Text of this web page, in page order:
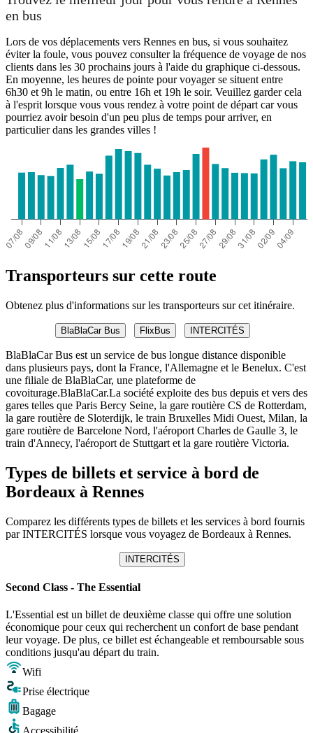
en bus
Lors de vos déplacements vers Rennes en bus, si vous souhaitez
éviter la foule, vous pouvez consulter la fréquence de voyage de nos
clients dans les 30 prochains jours à l'aide du graphique ci-dessous.
En moyenne, les heures de pointe pour voyager se situent entre
6h30 et 9h le matin, ou entre 16h et 19h le soir. Veuillez garder cela
à l'esprit lorsque vous vous rendez à votre point de départ car vous
pourriez avoir besoin d'un peu plus de temps pour arriver, en
particulier dans les grandes villes !
Transporteurs sur cette route
Obtenez plus d'informations sur les transporteurs sur cet itinéraire.
BlaBlaCar Bus FlixBus INTERCITÉS
BlaBlaCar Bus est un service de bus longue distance disponible
dans plusieurs pays, dont la France, l'Allemagne et le Benelux. C'est
une filiale de BlaBlaCar, une plateforme de
covoiturage.BlaBlaCar.La société exploite des bus depuis et vers des
gares telles que Paris Bercy Seine, la gare routière CS de Rotterdam,
la gare routière de Sloterdijk, le train Bruxelles Midi Ouest, Milan, la
gare routière de Barcelone Nord, l'aéroport Charles de Gaulle 3, le
train d'Annecy, l'aéroport de Stuttgart et la gare routière Victoria.
Types de billets et service à bord de
Bordeaux à Rennes
Comparez les différents types de billets et les services à bord fournis
par INTERCITÉS lorsque vous voyagez de Bordeaux à Rennes.
INTERCITÉS
Second Class - The Essential
L'Essential est un billet de deuxième classe qui offre une solution
économique pour ceux qui recherchent un confort de base pendant
leur voyage. De plus, ce billet est échangeable et remboursable sous
conditions jusqu'au départ du train.
Wifi
Prise électrique
Bagage
Accessibilité